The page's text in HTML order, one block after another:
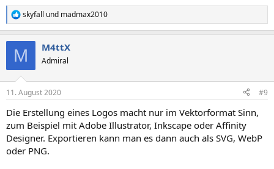
R
e
e
:
skyfall und madmax2010
M M4ttX
Admiral
11. August 2020 #9
Die Erstellung eines Logos macht nur im Vektorformat Sinn,
zum Beispiel mit Adobe Illustrator, Inkscape oder Affinity
Designer. Exportieren kann man es dann auch als SVG, WebP
oder PNG.